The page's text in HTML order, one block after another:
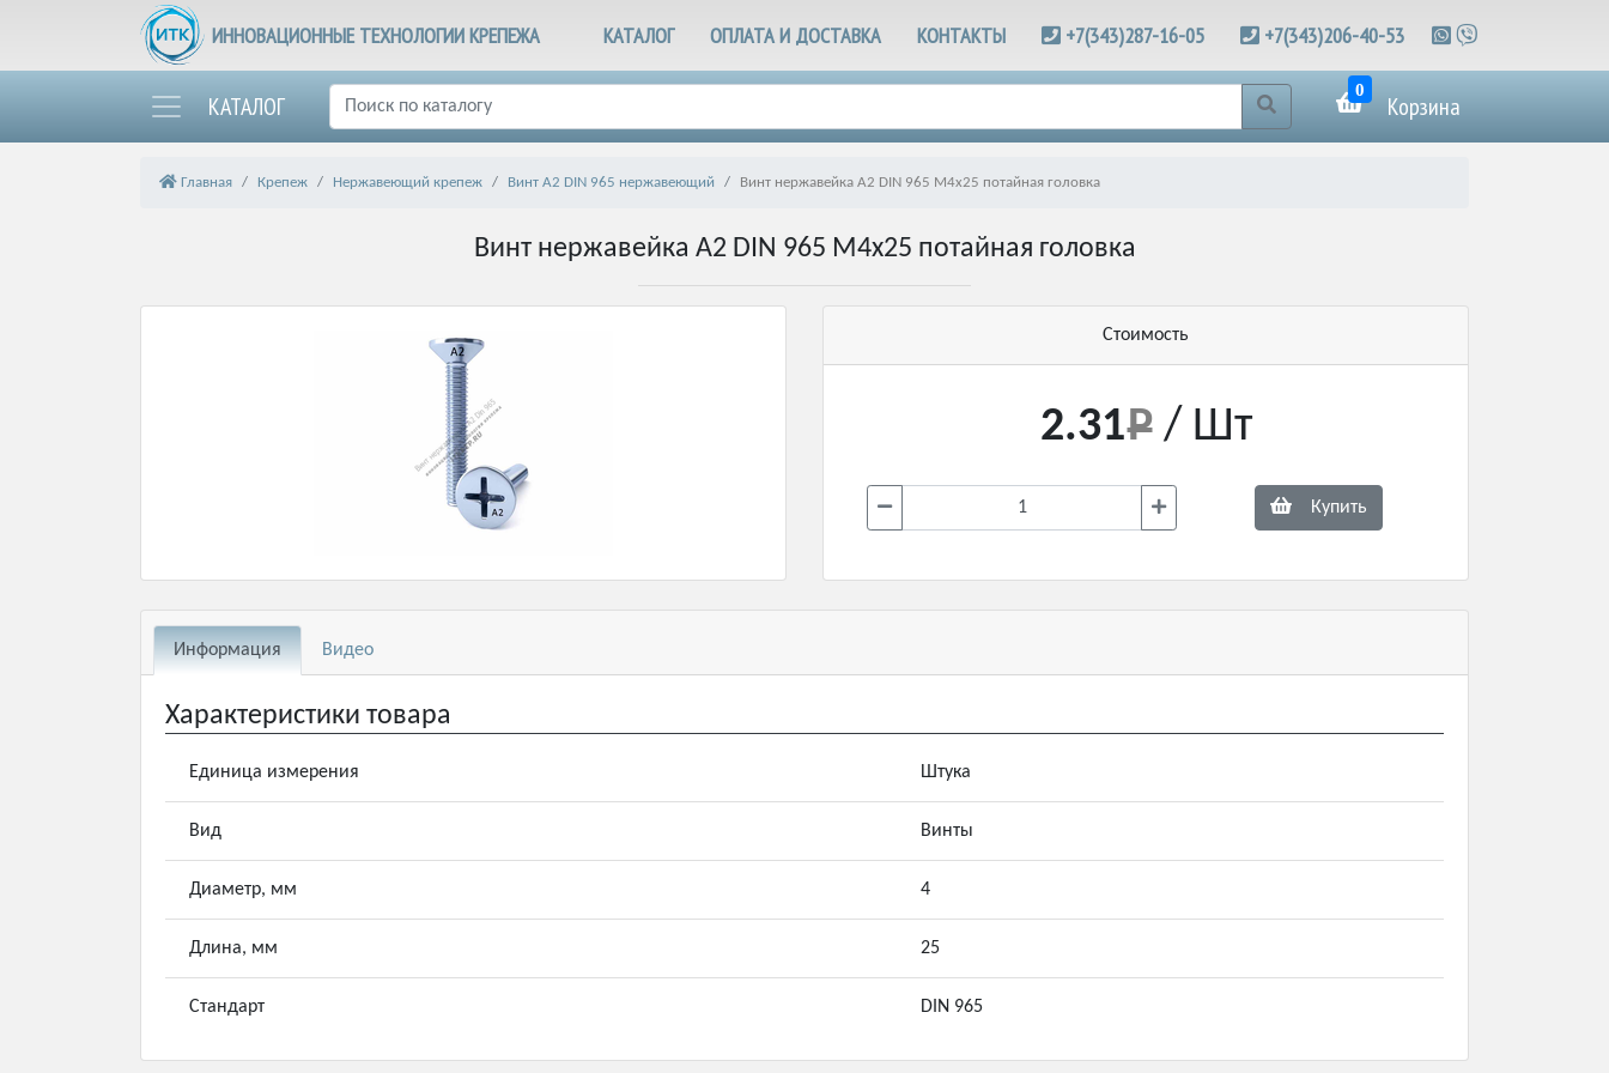
ИННОВАЦИОННЫЕ ТЕХНОЛОГИИ КРЕПЕЖА КАТАЛОГ ОПЛАТА И ДОСТАВКА КОНТАКТЫ +7(343)287-16-05 +7(343)206-40-53
КАТАЛОГ
0
Корзина
Главная Крепеж Нержавеющий крепеж Винт А2 DIN 965 нержавеющий Винт нержавейка А2 DIN 965 М4х25 потайная головка
Винт нержавейка А2 DIN 965 М4х25 потайная головка
Стоимость
2.31 / Шт
Купить
Информация Видео
Характеристики товара
Единица измерения Штука
Вид Винты
Диаметр, мм 4
Длина, мм 25
Стандарт DIN 965